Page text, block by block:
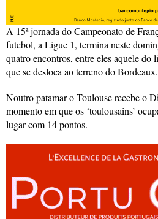
A 15ª jornada do Campeonato de
futebol, a Ligue 1, termina neste
quatro encontros, entre eles aquele do
que se desloca ao terreno do Bordeaux.
Noutro patamar o Toulouse recebe o
momento em que os ‘toulousains’
lugar com 14 pontos.